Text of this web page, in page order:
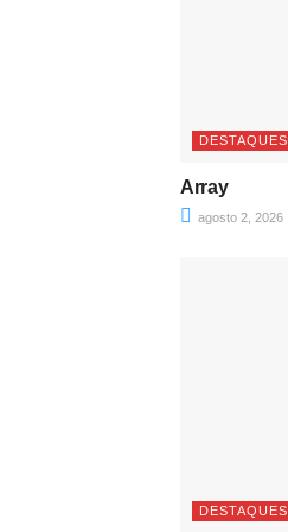
DESTAQUES
Array
agosto 2, 2026
DESTAQUES